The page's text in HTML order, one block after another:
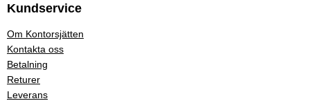
Kundservice
Om Kontorsjätten
Kontakta oss
Betalning
Returer
Leverans